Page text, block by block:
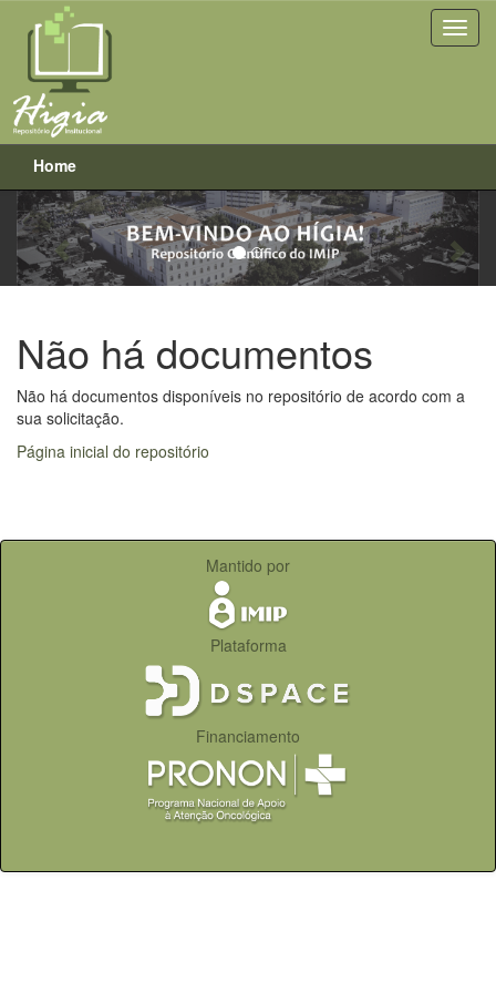
Skip
navigation
Home
Previous Next
Não há documentos
Não há documentos disponíveis no repositório de acordo com a
sua solicitação.
Página inicial do repositório
Mantido por
Plataforma
Financiamento